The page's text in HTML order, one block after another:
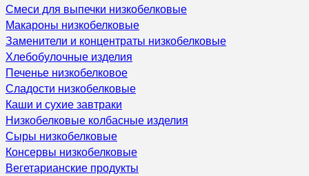
Смеси для выпечки низкобелковые
Макароны низкобелковые
Заменители и концентраты низкобелковые
Хлебобулочные изделия
Печенье низкобелковое
Сладости низкобелковые
Каши и сухие завтраки
Низкобелковые колбасные изделия
Сыры низкобелковые
Консервы низкобелковые
Вегетарианские продукты